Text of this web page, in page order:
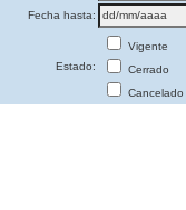
Fecha hasta:
Estado:
Vigente
Cerrado
Cancelado